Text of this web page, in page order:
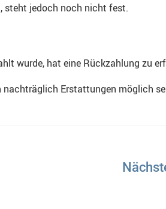
steht jedoch noch nicht fest.
wurde, hat eine Rückzahlung zu
nachträglich Erstattungen möglich